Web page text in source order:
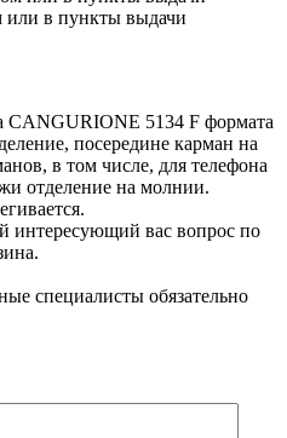
или в пункты выдачи
CANGURIONE 5134 F формата
посередине карман на
в том числе, для телефона
отделение на молнии.
интересующий вас вопрос по
специалисты обязательно